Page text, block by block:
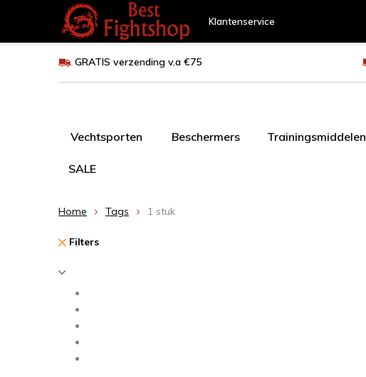
Klantenservice
GRATIS verzending v.a €75
Vechtsporten Beschermers Trainingsmiddelen
SALE
Home Tags 1 stuk
Filters